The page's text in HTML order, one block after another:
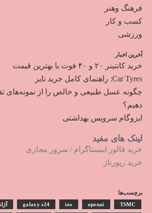
فرهنگ وهنر
کسب و کار
ورزشی
آخرین اخبار
خرید کانتینر ۲۰ و ۴۰ فوت با بهترین قیمت
Car Tyres: راهنمای کامل خرید تایر
چگونه عسل طبیعی و خالص را از نمونه‌های
دهیم؟
ایزوگام سرویس بهداشتی
لینک های مفید
خرید فالور اینستاگرام / سرور مجازی
خرید رپورتاژ
برچسب‌ها
galaxy s24 ios openai TSMC